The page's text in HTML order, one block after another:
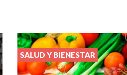
SALUD Y BIENESTAR